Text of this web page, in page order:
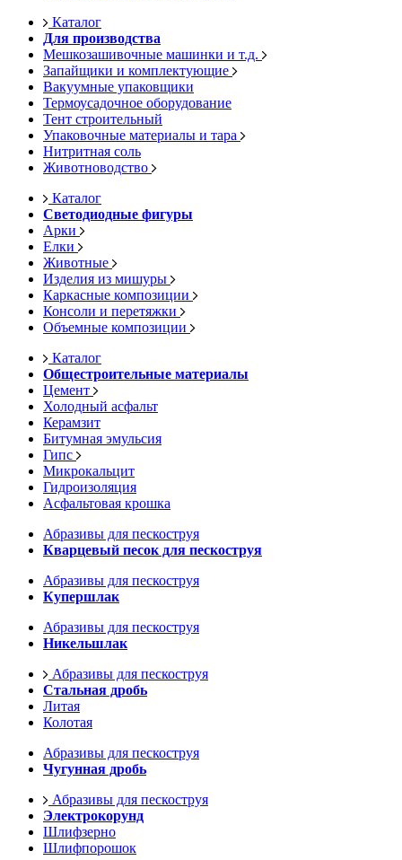
Каталог
Для производства
Мешкозашивочные машинки и т.д.
Запайщики и комплектующие
Вакуумные упаковщики
Термоусадочное оборудование
Тент строительный
Упаковочные материалы и тара
Нитритная соль
Животноводство
Каталог
Светодиодные фигуры
Арки
Елки
Животные
Изделия из мишуры
Каркасные композиции
Консоли и перетяжки
Объемные композиции
Каталог
Общестроительные материалы
Цемент
Холодный асфальт
Керамзит
Битумная эмульсия
Гипс
Микрокальцит
Гидроизоляция
Асфальтовая крошка
Абразивы для пескоструя
Кварцевый песок для пескоструя
Абразивы для пескоструя
Купершлак
Абразивы для пескоструя
Никельшлак
Абразивы для пескоструя
Стальная дробь
Литая
Колотая
Абразивы для пескоструя
Чугунная дробь
Абразивы для пескоструя
Электрокорунд
Шлифзерно
Шлифпорошок